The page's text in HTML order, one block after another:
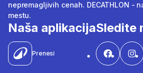
nepremagljivih cenah. DECATHLON -
mestu.
Naša aplikacija
Prenesi
Sledite